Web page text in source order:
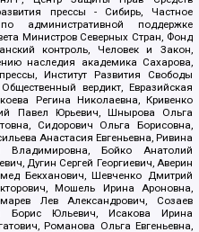
прессы - Сибирь, Частное
административной поддержке
Министров Северных Стран, Фонд
контроль, Человек и Закон,
наследия академика Сахарова,
Институт Развития Свободы
вердикт, Евразийская
Регина Николаевна, Кривенко
Павел Юрьевич, Шнырова Ольга
Сидорович Ольга Борисовна,
Анастасия Евгеньевна, Ривина
Бойко Анатолий
Дугин Сергей Георгиевич, Аверин
Бекханович, Шевченко Дмитрий
Мошель Ирина Ароновна,
Лев Александрович, Созаев
Борис Юльевич, Исакова Ирина
Романова Ольга Евгеньевна,